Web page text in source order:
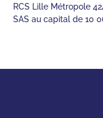
RCS Lille Métropole
SAS au capital de 10